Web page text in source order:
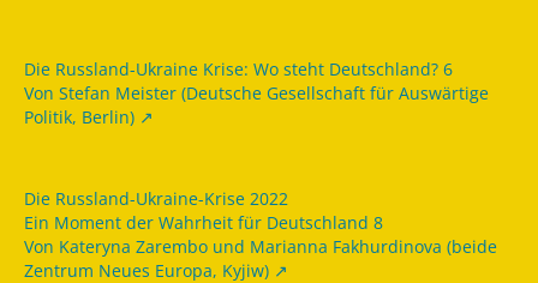
Die Russland-Ukraine Krise: Wo steht Deutschland? 6
Von Stefan Meister (Deutsche Gesellschaft für Auswärtige
Politik, Berlin)
Die Russland-Ukraine-Krise 2022
Ein Moment der Wahrheit für Deutschland 8
Von Kateryna Zarembo und Marianna Fakhurdinova (beide
Zentrum Neues Europa, Kyjiw)